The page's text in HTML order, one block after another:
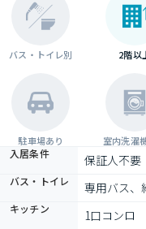
バス・トイレ別 2階以
駐車場あり 室内洗濯
入居条件 保証人不要
バス・トイレ 専用バス、
キッチン 1口コンロ